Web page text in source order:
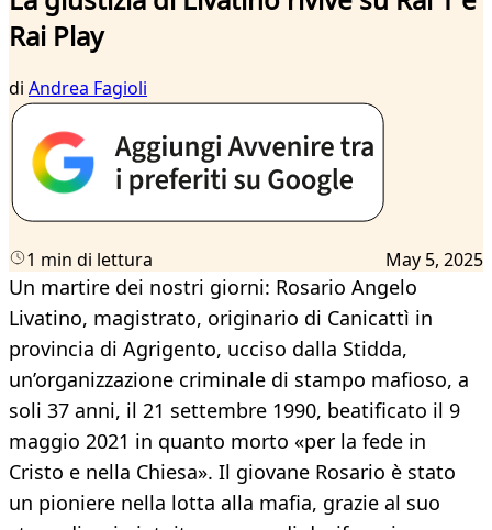
Rai Play
di Andrea Fagioli
1 min di lettura May 5, 2025
Un martire dei nostri giorni: Rosario Angelo
Livatino, magistrato, originario di Canicattì in
provincia di Agrigento, ucciso dalla Stidda,
un’organizzazione criminale di stampo mafioso, a
soli 37 anni, il 21 settembre 1990, beatificato il 9
maggio 2021 in quanto morto «per la fede in
Cristo e nella Chiesa». Il giovane Rosario è stato
un pioniere nella lotta alla mafia, grazie al suo